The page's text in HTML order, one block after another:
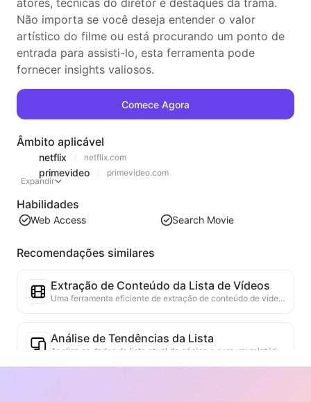
atores, técnicas do diretor e destaques da trama.
Não importa se você deseja entender o valor
artístico do filme ou está procurando um ponto de
entrada para assisti-lo, esta ferramenta pode
fornecer insights valiosos.
Comece Agora
Âmbito aplicável
netflix netflix.com
primevideo
primevideo.com
Expandir
Habilidades
Web Access Search Movie
Recomendações similares
Extração de Conteúdo da Lista de Vídeos
Uma ferramenta eficiente de extração de conteúdo de vídeo da web, capaz de escanear rapidamente páginas da web e organizar as informações de vídeo em uma tabela Markdown estruturada.
Análise de Tendências da Lista